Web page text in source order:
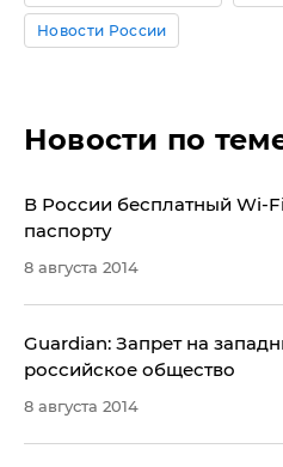
Новости России
Новости по
В России бесплатный Wi-
паспорту
8 августа 2014
​Guardian: Запрет на
российское общество
8 августа 2014